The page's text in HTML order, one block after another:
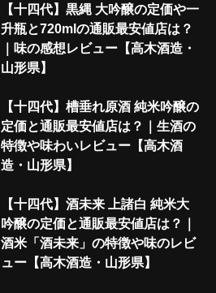
【十四代】黒縄 大吟醸の定価や一
升瓶と720mlの通販最安値店は？
｜味の感想レビュー【高木酒造・
山形県】
【十四代】槽垂れ原酒 純米吟醸の
定価と通販最安値店は？｜生酒の
特徴や味わいレビュー【高木酒
造・山形県】
【十四代】酒未来 上諸白 純米大
吟醸の定価と通販最安値店は？｜
酒米「酒未来」の特徴や味のレビ
ュー【高木酒造・山形県】